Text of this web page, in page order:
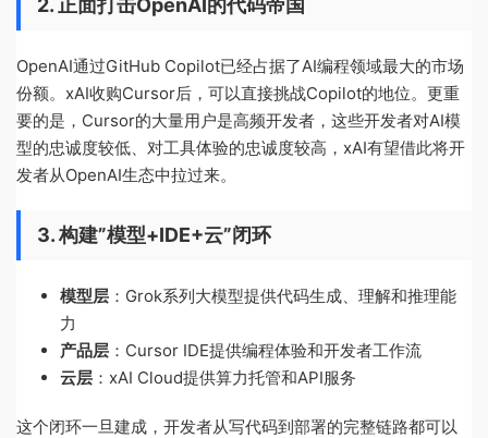
2. 正面打击OpenAI的代码帝国
OpenAI通过GitHub Copilot已经占据了AI编程领域最大的市场
份额。xAI收购Cursor后，可以直接挑战Copilot的地位。更重
要的是，Cursor的大量用户是高频开发者，这些开发者对AI模
型的忠诚度较低、对工具体验的忠诚度较高，xAI有望借此将开
发者从OpenAI生态中拉过来。
3. 构建”模型+IDE+云”闭环
模型层 ：Grok系列大模型提供代码生成、理解和推理能
力
产品层 ：Cursor IDE提供编程体验和开发者工作流
云层 ：xAI Cloud提供算力托管和API服务
这个闭环一旦建成，开发者从写代码到部署的完整链路都可以